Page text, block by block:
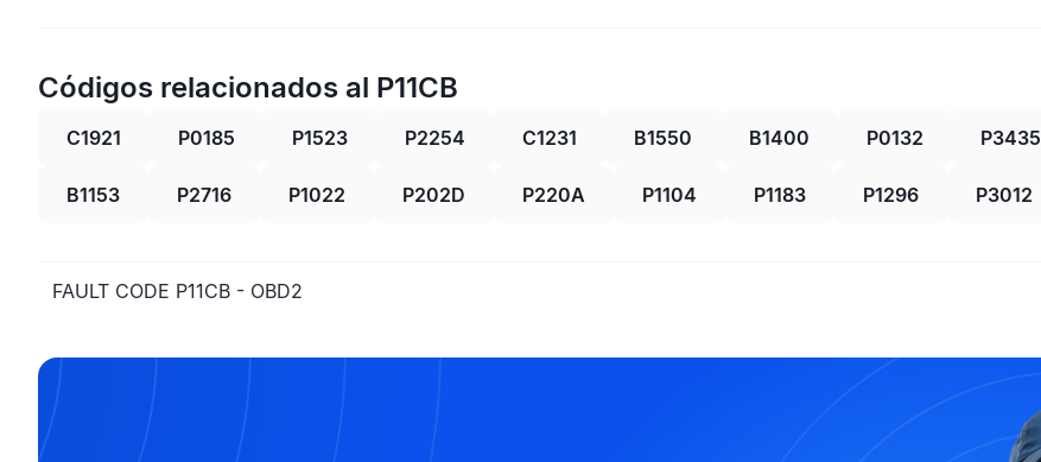
Códigos relacionados al P11CB
C1921 P0185 P1523 P2254 C1231 B1550 B1400 P0132 P3435
B1153 P2716 P1022 P202D P220A P1104 P1183 P1296 P3012
FAULT CODE P11CB - OBD2